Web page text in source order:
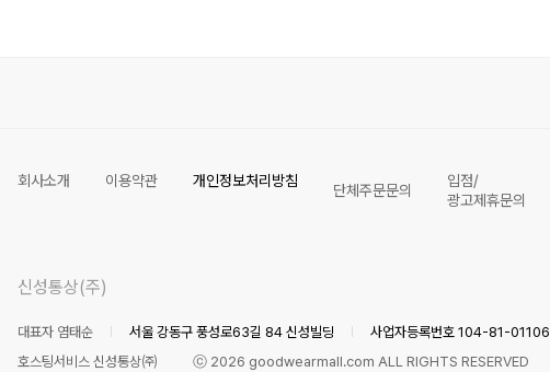
회사소개 이용약관 개인정보처리방침
단체주문문의
입점/
광고제휴문의
신성통상(주)
대표자 염태순 서울 강동구 풍성로63길 84 신성빌딩 사업자등록번호 104-81-01106
호스팅서비스 신성통상㈜
ⓒ 2026 goodwearmall.com ALL RIGHTS RESERVED